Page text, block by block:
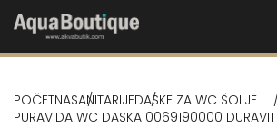
POČETNASANITARIJEDASKE ZA WC ŠOLJE
PURAVIDA WC DASKA 0069190000 DURAVIT